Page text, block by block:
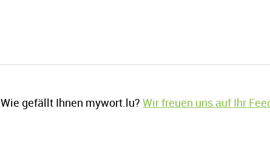
Wie gefällt Ihnen mywort.lu?Wir freuen uns auf Ihr